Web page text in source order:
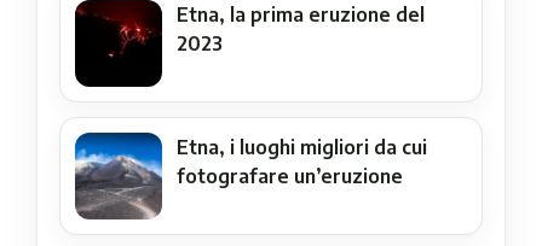
Etna, la prima eruzione del
2023
Etna, i luoghi migliori da cui
fotografare un’eruzione